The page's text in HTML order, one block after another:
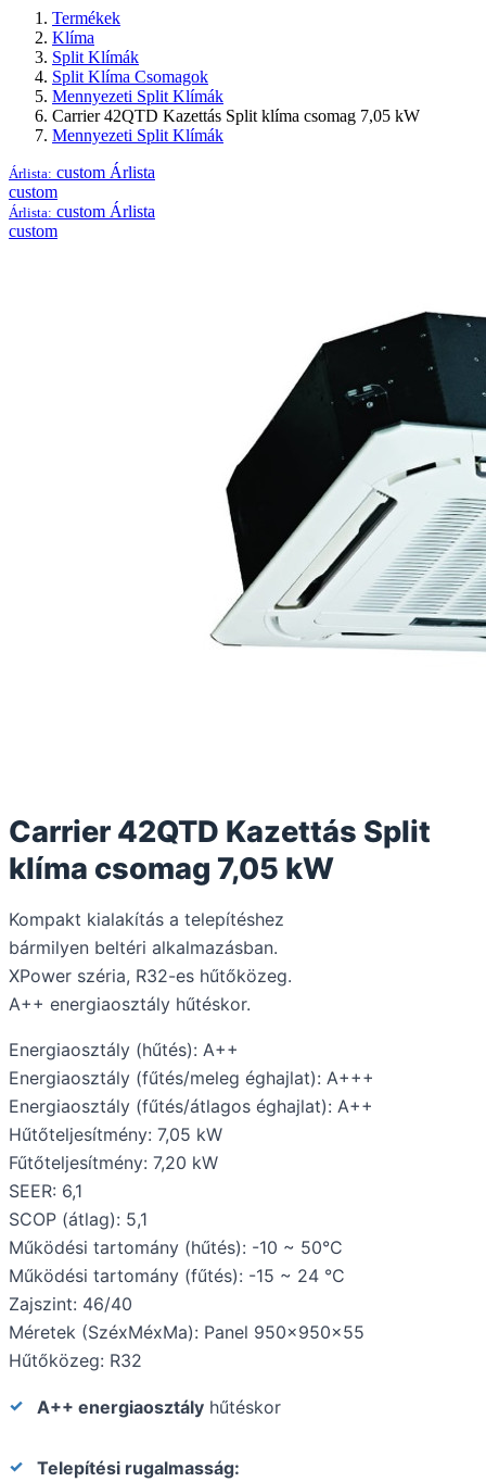
Termékek
Klíma
Split Klímák
Split Klíma Csomagok
Mennyezeti Split Klímák
Carrier 42QTD Kazettás Split klíma csomag 7,05 kW
Mennyezeti Split Klímák
Árlista: custom Árlista
custom
Árlista: custom Árlista
custom
Carrier 42QTD Kazettás Split
klíma csomag 7,05 kW
Kompakt kialakítás a telepítéshez
bármilyen beltéri alkalmazásban.
XPower széria, R32-es hűtőközeg.
A++ energiaosztály hűtéskor.
Energiaosztály (hűtés): A++
Energiaosztály (fűtés/meleg éghajlat): A+++
Energiaosztály (fűtés/átlagos éghajlat): A++
Hűtőteljesítmény: 7,05 kW
Fűtőteljesítmény: 7,20 kW
SEER: 6,1
SCOP (átlag): 5,1
Működési tartomány (hűtés): -10 ~ 50°C
Működési tartomány (fűtés): -15 ~ 24 °C
Zajszint: 46/40
Méretek (SzéxMéxMa): Panel 950x950x55
Hűtőközeg: R32
A++ energiaosztály hűtéskor
Telepítési rugalmasság: